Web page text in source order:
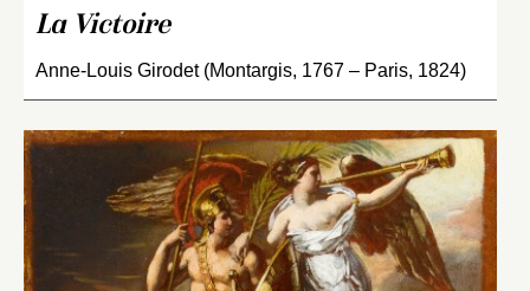
La Victoire
Anne-Louis Girodet (Montargis, 1767 – Paris, 1824)